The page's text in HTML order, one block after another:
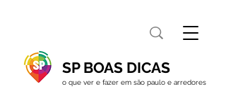
SP BOAS DICAS
o que ver e fazer em são paulo e arredores